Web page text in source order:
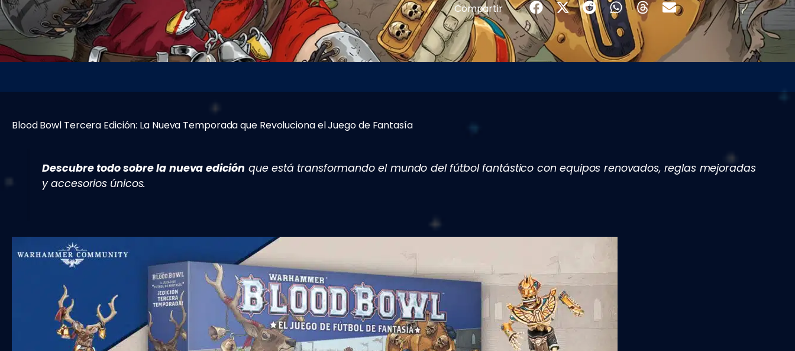
Compartir
Blood Bowl Tercera Edición: La Nueva Temporada que Revoluciona el Juego de Fantasía
Descubre todo sobre la nueva edición que está transformando el mundo del fútbol fantástico con equipos renovados, reglas mejoradas
y accesorios únicos.